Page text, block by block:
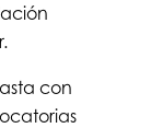
con